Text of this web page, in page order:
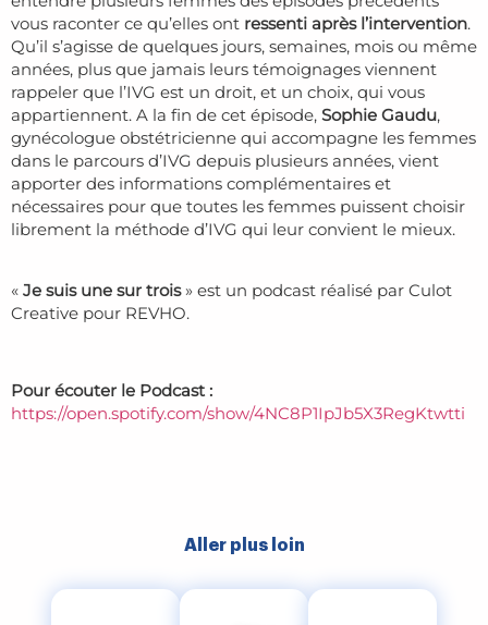
vous raconter ce qu’elles ont ressenti après l’intervention.
Qu’il s’agisse de quelques jours, semaines, mois ou même
années, plus que jamais leurs témoignages viennent
rappeler que l’IVG est un droit, et un choix, qui vous
appartiennent. A la fin de cet épisode, Sophie Gaudu,
gynécologue obstétricienne qui accompagne les femmes
dans le parcours d’IVG depuis plusieurs années, vient
apporter des informations complémentaires et
nécessaires pour que toutes les femmes puissent choisir
librement la méthode d’IVG qui leur convient le mieux.
« Je suis une sur trois» est un podcast réalisé par Culot
Creative pour REVHO.
Pour écouter le Podcast :
https://open.spotify.com/show/4NC8P1IpJb5X3RegKtwtti
Aller plus loin